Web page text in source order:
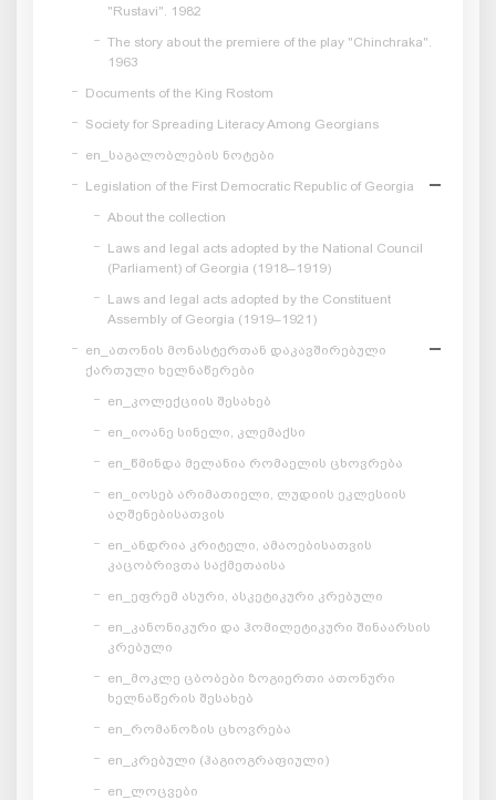
"Rustavi". 1982
The story about the premiere of the play "Chinchraka".
1963
Documents of the King Rostom
Society for Spreading Literacy Among Georgians
en_საგალობლების ნოტები
Legislation of the First Democratic Republic of Georgia
About the collection
Laws and legal acts adopted by the National Council
(Parliament) of Georgia (1918–1919)
Laws and legal acts adopted by the Constituent
Assembly of Georgia (1919–1921)
en_ათონის მონასტერთან დაკავშირებული
ქართული ხელნაწერები
en_კოლექციის შესახებ
en_იოანე სინელი, კლემაქსი
en_წმინდა მელანია რომაელის ცხოვრება
en_იოსებ არიმათიელი, ლუდიის ეკლესიის
აღშენებისათვის
en_ანდრია კრიტელი, ამაოებისათვის
კაცობრივთა საქმეთაისა
en_ეფრემ ასური, ასკეტიკური კრებული
en_კანონიკური და ჰომილეტიკური შინაარსის
კრებული
en_მოკლე ცბობები ზოგიერთი ათონური
ხელნაწერის შესახებ
en_რომანოზის ცხოვრება
en_კრებული (ჰაგიოგრაფიული)
en_ლოცვები